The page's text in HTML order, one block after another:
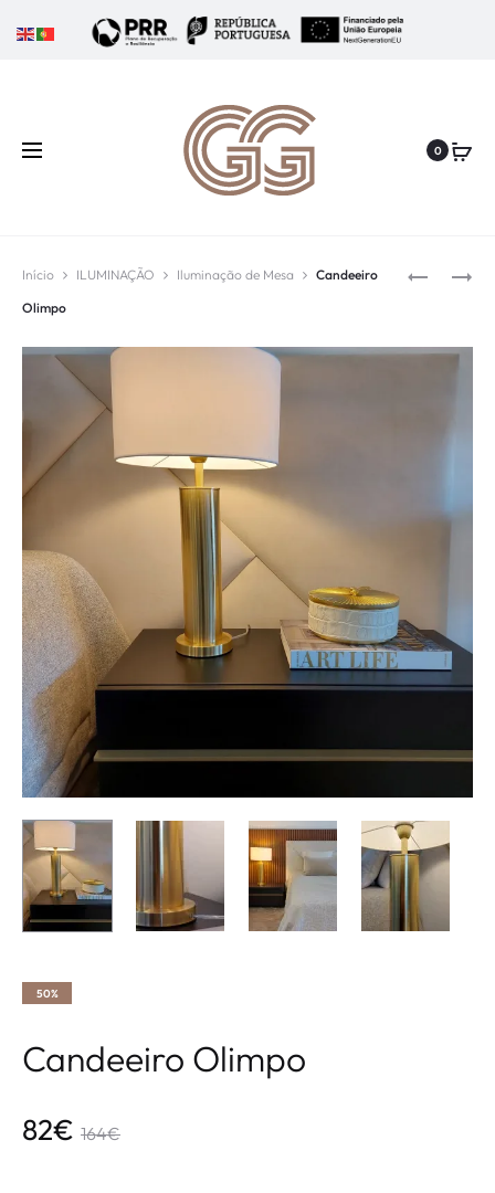
0
Início ILUMINAÇÃO Iluminação de Mesa
Candeeiro
Olimpo
50%
Candeeiro Olimpo
164€
82€